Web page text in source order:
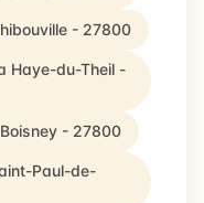
- 27800
Haye-du-Theil -
- 27800
Paul-de-